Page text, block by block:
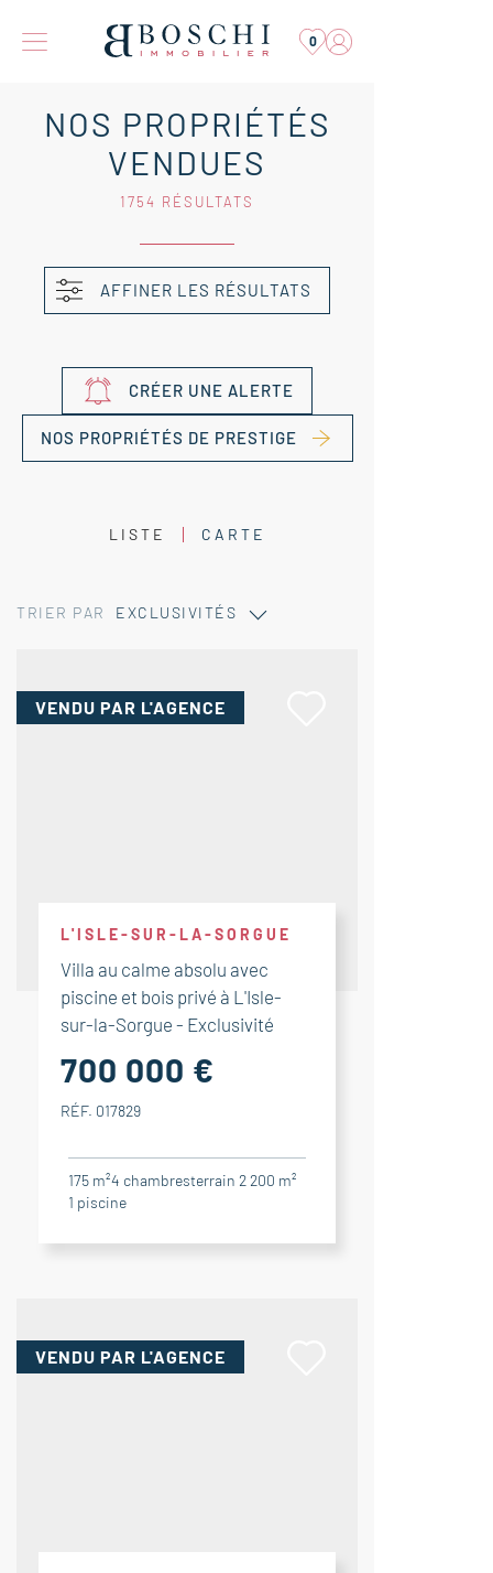
0
NOS PROPRIÉTÉS
VENDUES
1754 RÉSULTATS
AFFINER LES RÉSULTATS
CRÉER UNE ALERTE
NOS PROPRIÉTÉS DE PRESTIGE
LISTE CARTE
TRIER PAR EXCLUSIVITÉS
VENDU PAR L'AGENCE
L'ISLE-SUR-LA-SORGUE
Villa au calme absolu avec
piscine et bois privé à L'Isle-
sur-la-Sorgue - Exclusivité
700 000 €
RÉF. 017829
175 m²4 chambresterrain 2 200 m²
1 piscine
VENDU PAR L'AGENCE